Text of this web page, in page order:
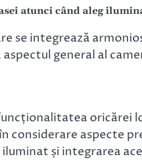
atunci când aleg
se integrează
general al
oricărei
considerare aspecte
și integrarea